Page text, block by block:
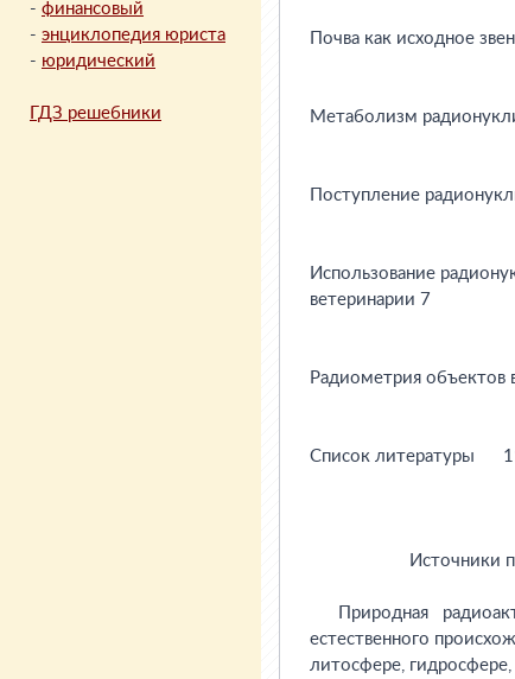
- финансовый
- энциклопедия юриста
- юридический
ГДЗ решебники